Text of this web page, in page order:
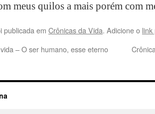
meus quilos a mais porém com
publicada em Crônicas da Vida. Adicione o
– O ser humano, esse eterno